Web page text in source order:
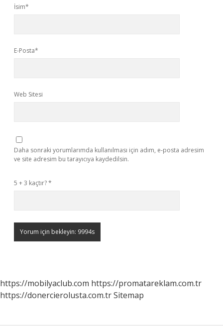
İsim*
E-Posta*
Web Sitesi
Daha sonraki yorumlarımda kullanılması için adım, e-posta adresim
ve site adresim bu tarayıcıya kaydedilsin.
5 + 3 kaçtır?*
https://mobilyaclub.com https://promatareklam.com.tr
https://donercierolusta.com.trSitemap